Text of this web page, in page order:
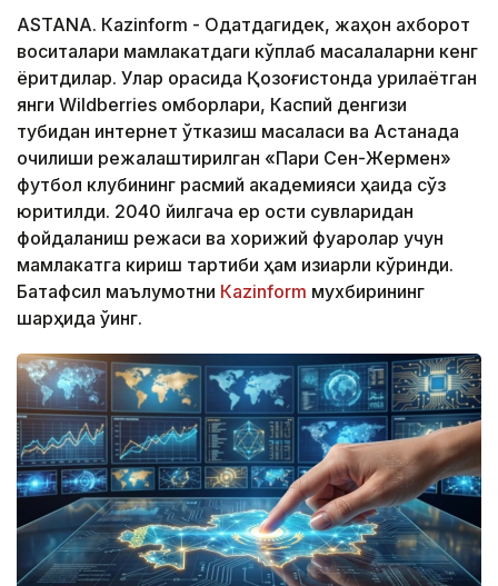
ASTANА. Кazinform - Одатдагидек, жаҳон ахборот
воситалари мамлакатдаги кўплаб масалаларни кенг
ёритдилар. Улар орасида Қозоғистонда қурилаётган
янги Wildberries омборлари, Каспий денгизи
тубидан интернет ўтказиш масаласи ва Астанада
очилиши режалаштирилган «Пари Сен-Жермен»
футбол клубининг расмий академияси ҳақида сўз
юритилди. 2040 йилгача ер ости сувларидан
фойдаланиш режаси ва хорижий фуқаролар учун
мамлакатга кириш тартиби ҳам қизиқарли кўринди.
Батафсил маълумотни Кazinform мухбирининг
шарҳида ўқинг.